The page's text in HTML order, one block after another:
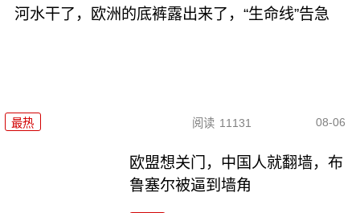
河水干了，欧洲的底裤露出来了，“生命线”告急
最热 阅读 11131 08-06
欧盟想关门，中国人就翻墙，布
鲁塞尔被逼到墙角